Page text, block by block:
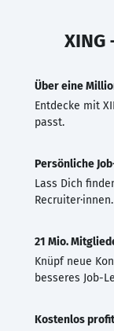
XING
Über eine
Entdecke mit
passt.
Persönliche
Lass Dich
Recruiter·innen.
21 Mio.
Knüpf neue
besseres Job-
Kostenlos